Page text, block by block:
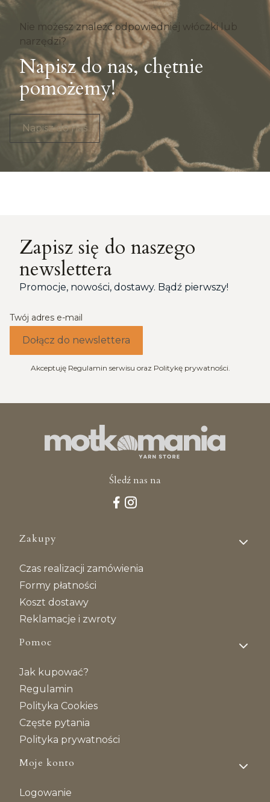
Nie możesz znaleźć odpowiedniej włóczki lub
narzędzi?
Napisz do nas, chętnie
pomożemy!
Napisz do nas
Zapisz się do naszego
newslettera
Promocje, nowości, dostawy. Bądź pierwszy!
Twój adres e-mail
Dołącz do newslettera
Akceptuję Regulamin serwisu oraz Politykę prywatności.
Śledź nas na
Linki w stopce
Zakupy
Czas realizacji zamówienia
Formy płatności
Koszt dostawy
Reklamacje i zwroty
Pomoc
Jak kupować?
Regulamin
Polityka Cookies
Częste pytania
Polityka prywatności
Moje konto
Logowanie